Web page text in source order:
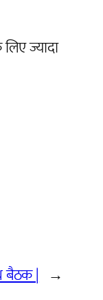
ज्यादा
बैठक | →